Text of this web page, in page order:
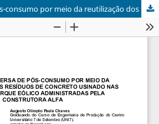
Logística reversa de pós-consumo por meio da reutilização dos resíduos de concreto usinado nas obras de parque eólico administradas pela construtora Alfa